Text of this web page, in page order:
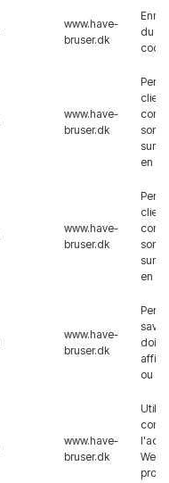
www.have-
bruser.dk
du
www.have-
bruser.dk
son
sur
en
www.have-
bruser.dk
son
sur
en
www.have-
bruser.dk
ou
www.have-
bruser.dk
Web